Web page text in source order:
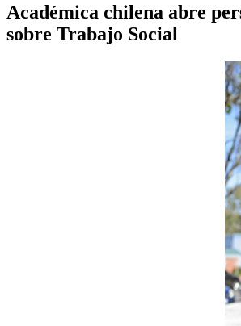
Académica chilena abre
sobre Trabajo Social